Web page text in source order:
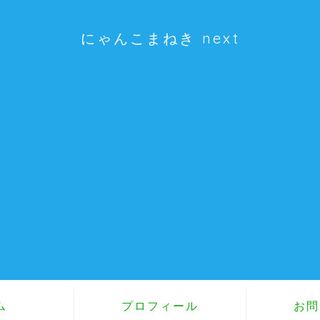
にゃんこまねき next
プロフィール お